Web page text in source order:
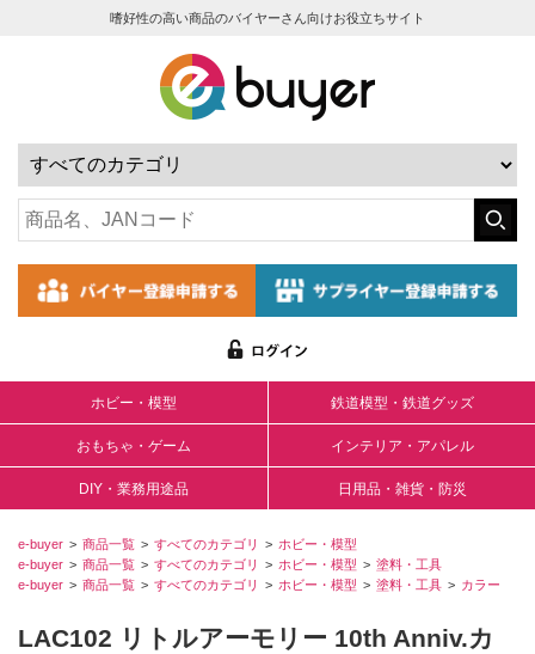
嗜好性の高い商品のバイヤーさん向けお役立ちサイト
ホビー・模型 鉄道模型・鉄道グッズ
おもちゃ・ゲーム インテリア・アパレル
DIY・業務用途品 日用品・雑貨・防災
e-buyer 商品一覧 すべてのカテゴリ
ホビー・模型
e-buyer
商品一覧 すべてのカテゴリ ホビー・模型
塗料・工具
e-buyer
商品一覧 すべてのカテゴリ ホビー・模型 塗料・工具 カラー
LAC102 リトルアーモリー 10th Anniv.カ